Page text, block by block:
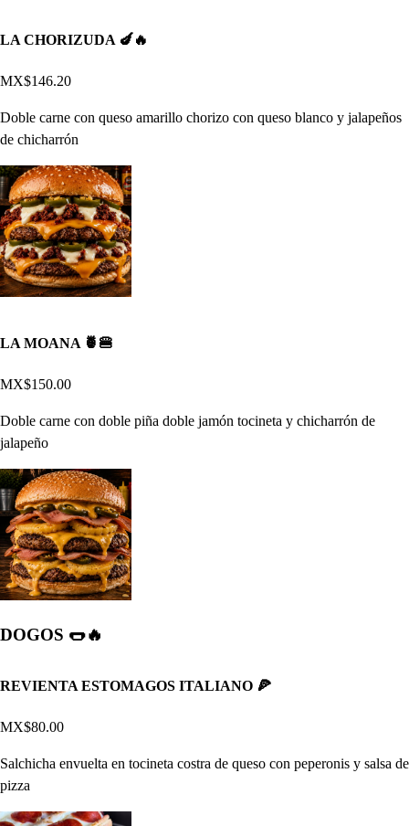
LA CHORIZUDA 🍆🔥
MX$146.20
Doble carne con queso amarillo chorizo con queso blanco y jalapeños
de chicharrón
LA MOANA 🍍🍔
MX$150.00
Doble carne con doble piña doble jamón tocineta y chicharrón de
jalapeño
DOGOS 🌭🔥
REVIENTA ESTOMAGOS ITALIANO 🍕
MX$80.00
Salchicha envuelta en tocineta costra de queso con peperonis y salsa de
pizza